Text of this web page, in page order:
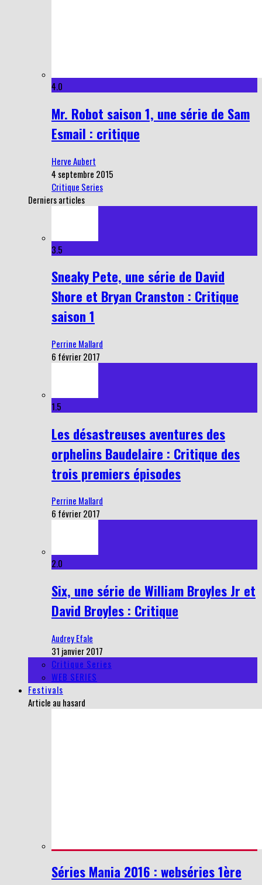
4.0
Mr. Robot saison 1, une série de Sam
Esmail : critique
Herve Aubert
4 septembre 2015
Critique Series
Derniers articles
3.5
Sneaky Pete, une série de David
Shore et Bryan Cranston : Critique
saison 1
Perrine Mallard
6 février 2017
1.5
Les désastreuses aventures des
orphelins Baudelaire : Critique des
trois premiers épisodes
Perrine Mallard
6 février 2017
2.0
Six, une série de William Broyles Jr et
David Broyles : Critique
Audrey Efale
31 janvier 2017
Critique Series
WEB SERIES
Festivals
Article au hasard
Séries Mania 2016 : webséries 1ère